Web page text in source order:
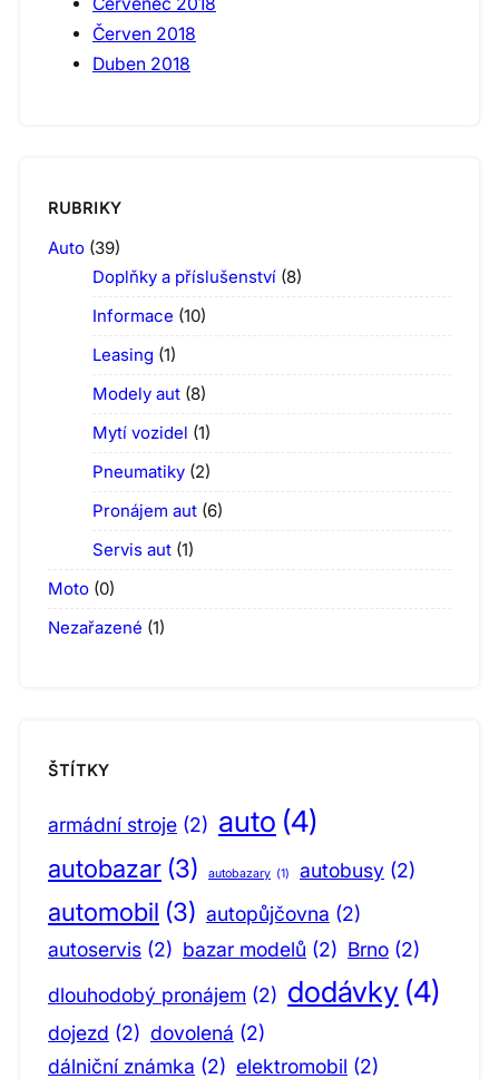
Červenec 2018
Červen 2018
Duben 2018
RUBRIKY
Auto (39)
Doplňky a příslušenství (8)
Informace (10)
Leasing (1)
Modely aut (8)
Mytí vozidel (1)
Pneumatiky (2)
Pronájem aut (6)
Servis aut (1)
Moto (0)
Nezařazené (1)
ŠTÍTKY
armádní stroje (2) auto (4)
autobazar (3) autobazary (1) autobusy (2)
automobil (3) autopůjčovna (2)
autoservis (2) bazar modelů (2) Brno (2)
dlouhodobý pronájem (2) dodávky (4)
dojezd (2) dovolená (2)
dálniční známka (2) elektromobil (2)